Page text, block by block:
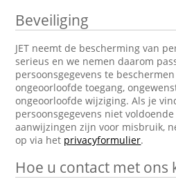
Beveiliging
JET neemt de bescherming van
serieus en we nemen daarom
persoonsgegevens te
ongeoorloofde toegang,
ongeoorloofde wijziging. Als je
persoonsgegevens niet
aanwijzingen zijn voor misbruik,
op via het privacyformulier.
Hoe u contact met ons